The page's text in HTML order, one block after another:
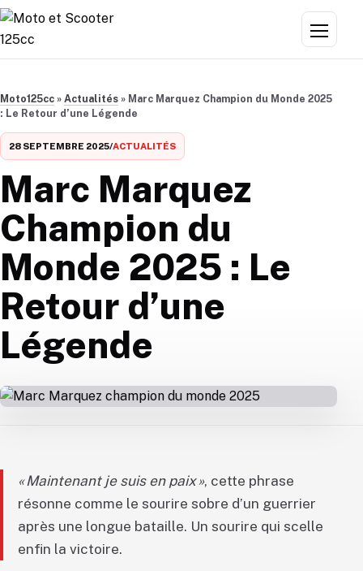
Aller au contenu
Menu
Moto125cc » Actualités » Marc Marquez Champion du Monde 2025
: Le Retour d’une Légende
28 SEPTEMBRE 2025/ACTUALITÉS
Marc Marquez
Champion du
Monde 2025 : Le
Retour d’une
Légende
« Maintenant je suis en paix », cette phrase
résonne comme le sourire sobre d’un guerrier
après une longue bataille. Un sourire qui scelle
enfin la victoire.